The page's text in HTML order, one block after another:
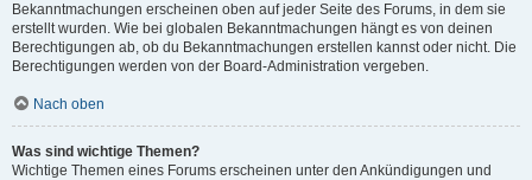
Bekanntmachungen erscheinen oben auf jeder Seite des Forums, in dem sie
erstellt wurden. Wie bei globalen Bekanntmachungen hängt es von deinen
Berechtigungen ab, ob du Bekanntmachungen erstellen kannst oder nicht. Die
Berechtigungen werden von der Board-Administration vergeben.
Nach oben
Was sind wichtige Themen?
Wichtige Themen eines Forums erscheinen unter den Ankündigungen und